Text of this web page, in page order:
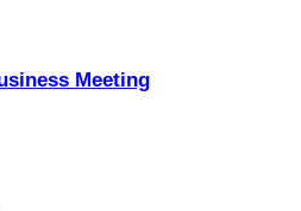
Meeting